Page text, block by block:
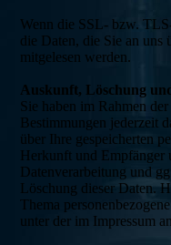
Wenn die SSL- bzw.
die Daten, die Sie an
mitgelesen werden.
Auskunft, Löschung
Sie haben im Rahmen
Bestimmungen jederzeit
über Ihre gespeicherten
Herkunft und Empfänger
Datenverarbeitung und
Löschung dieser Daten.
Thema
unter der im Impressum